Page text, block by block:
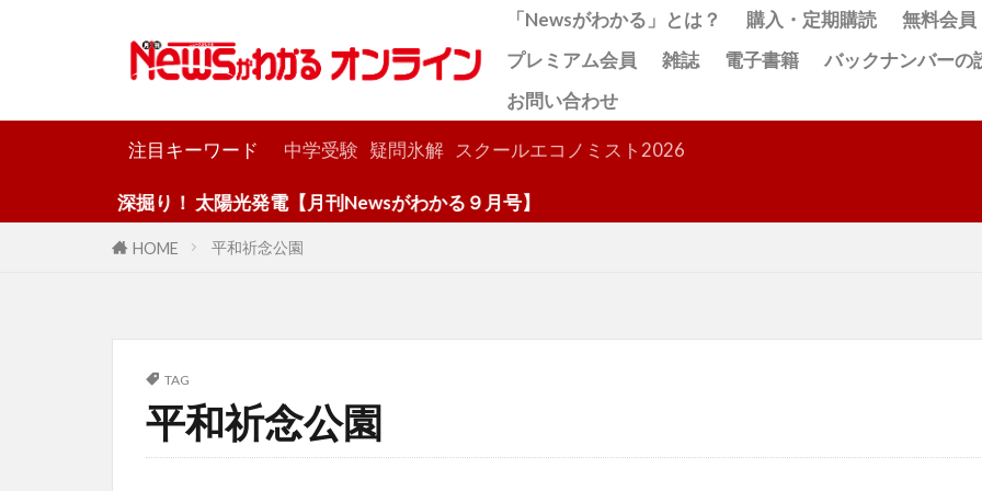
「Newsがわかる」とは？ 購入・定期購読
無料会員
プレミアム会員
雑誌 電子書籍
バックナンバーの
お問い合わせ
注目キーワード 中学受験 疑問氷解 スクールエコノミスト2026
深掘り！ 太陽光発電【月刊Newsがわかる９月号】
HOME 平和祈念公園
TAG
平和祈念公園
検索